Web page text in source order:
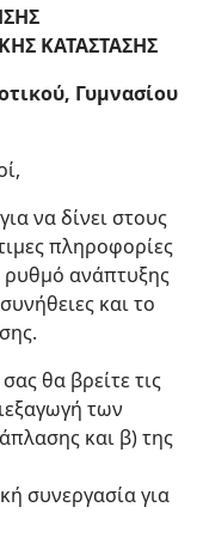
ΚΑΤΑΣΤΑΣΗΣ
Γυμνασίου
να δίνει στους
πληροφορίες
ρυθμό ανάπτυξης
και το
θα βρείτε τις
των
και β) της
συνεργασία για